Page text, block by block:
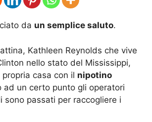
da un semplice saluto.
Kathleen Reynolds che vive
nello stato del Mississippi,
casa con il nipotino
ad un certo punto gli operatori
sono passati per raccogliere i